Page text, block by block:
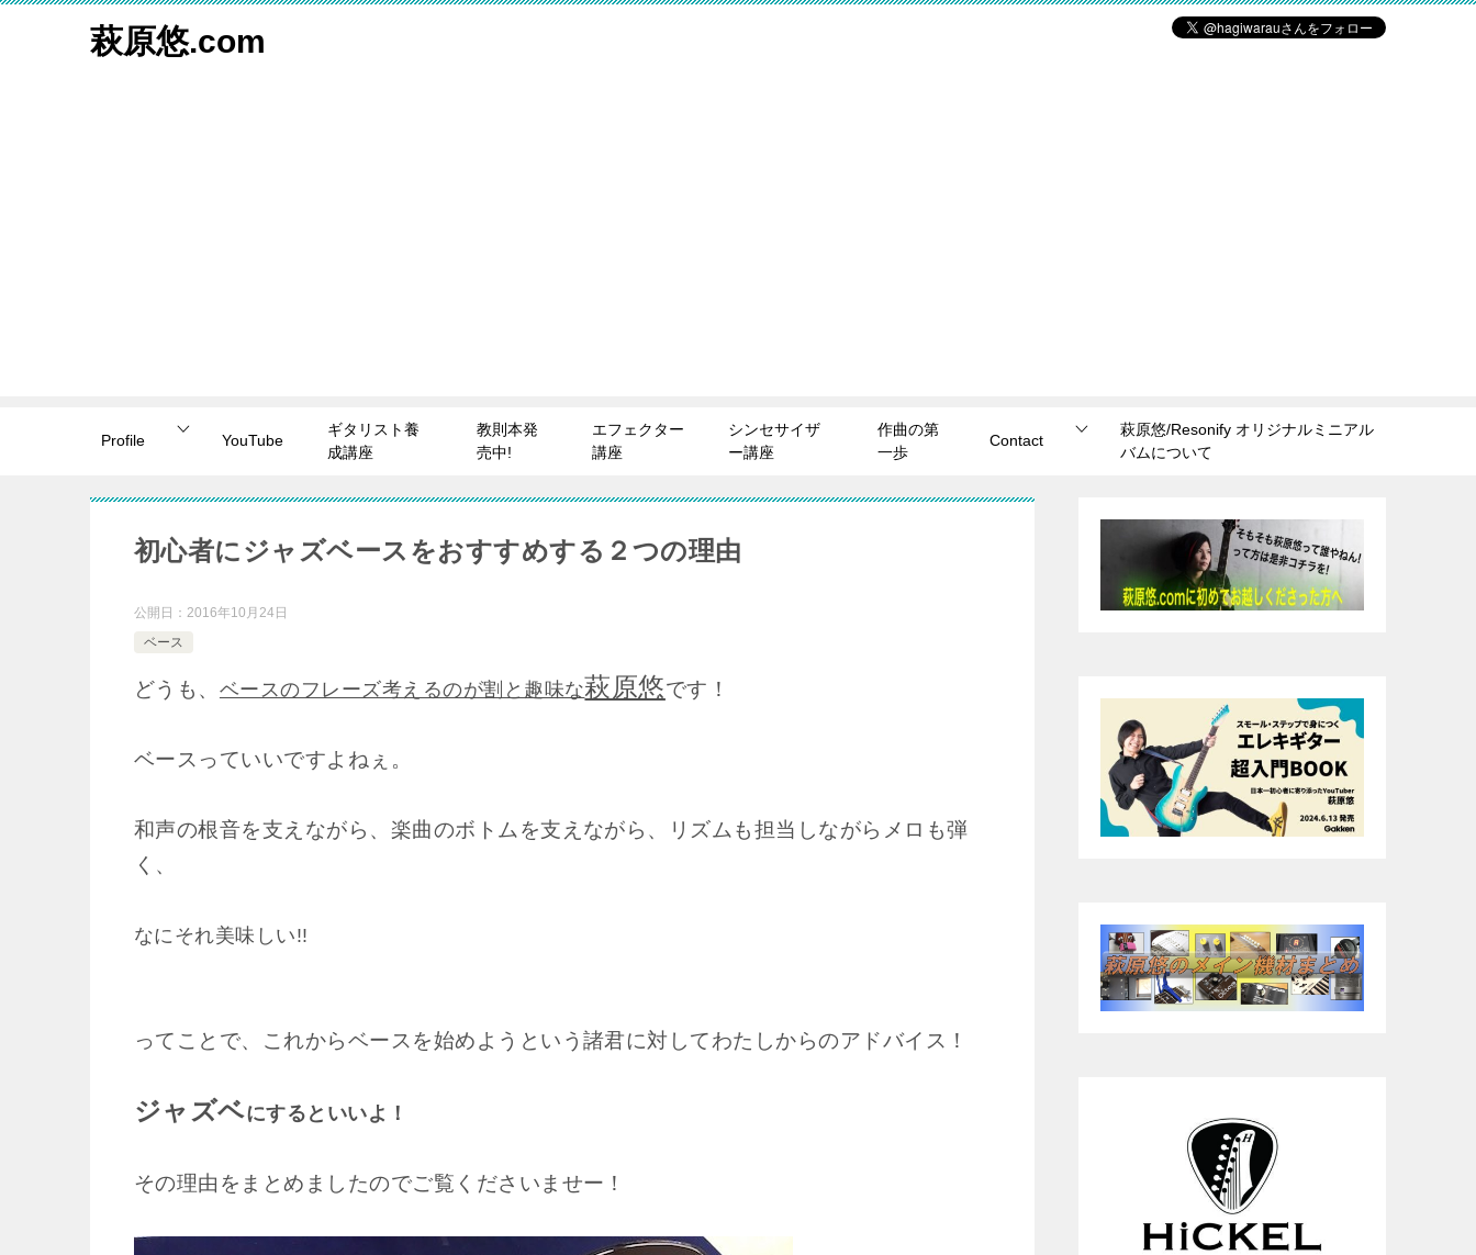
萩原悠.com
Profile YouTube
ギタリスト養
成講座
教則本発
売中!
エフェクター
講座
シンセサイザ
ー講座
作曲の第
一歩
Contact
萩原悠/Resonify オリジナルミニアル
バムについて
初心者にジャズベースをおすすめする２つの理由
公開日： 2016年10月24日
ベース
どうも、 ベースのフレーズ考えるのが割と趣味な萩原悠です！
ベースっていいですよねぇ。
和声の根音を支えながら、楽曲のボトムを支えながら、リズムも担当しながらメロも弾
く、
なにそれ美味しい!!
ってことで、これからベースを始めようという諸君に対してわたしからのアドバイス！
ジャズベにするといいよ！
その理由をまとめましたのでご覧くださいませー！